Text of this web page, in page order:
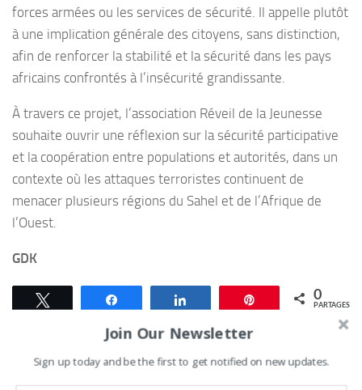
forces armées ou les services de sécurité. Il appelle plutôt
à une implication générale des citoyens, sans distinction,
afin de renforcer la stabilité et la sécurité dans les pays
africains confrontés à l’insécurité grandissante.
À travers ce projet, l’association Réveil de la Jeunesse
souhaite ouvrir une réflexion sur la sécurité participative
et la coopération entre populations et autorités, dans un
contexte où les attaques terroristes continuent de
menacer plusieurs régions du Sahel et de l’Afrique de
l’Ouest.
GDK
Épingle 0
PARTAGES
Join Our Newsletter
Sign up today and be the first to get notified on new updates.